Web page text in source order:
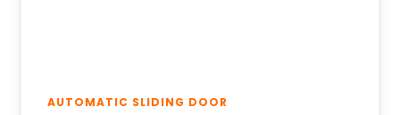
AUTOMATIC SLIDING DOOR